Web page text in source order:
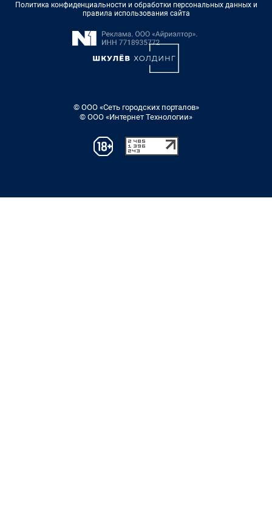
Политика конфиденциальности и обработки персональных данных и
правила использования сайта
© ООО «Сеть городских порталов»
© ООО «Интернет Технологии»